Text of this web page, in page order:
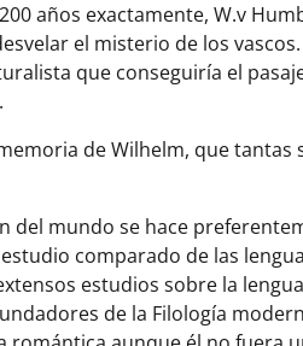
años exactamente, W.v
el misterio de los
que conseguiría el
de Wilhelm, que tantas
del mundo se hace
comparado de las
estudios sobre la
de la Filología